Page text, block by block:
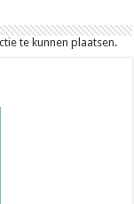
te kunnen plaatsen.